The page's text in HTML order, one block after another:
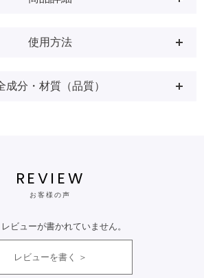
使用方法
成分・材質（品質）
REVIEW
お客様の声
ビューが書かれていません。
レビューを書く